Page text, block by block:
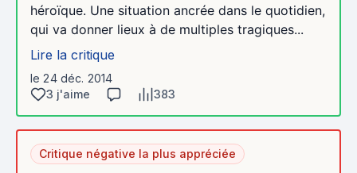
héroïque. Une situation ancrée dans le quotidien,
qui va donner lieux à de multiples tragiques...
Lire la critique
le 24 déc. 2014
3 j'aime
383
Critique négative la plus appréciée